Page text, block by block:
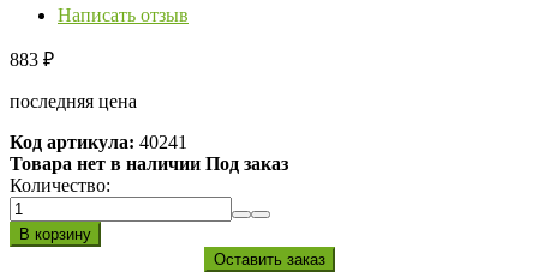
Написать отзыв
883 ₽
последняя цена
Код артикула: 40241
Товара нет в наличии Под заказ
Количество: